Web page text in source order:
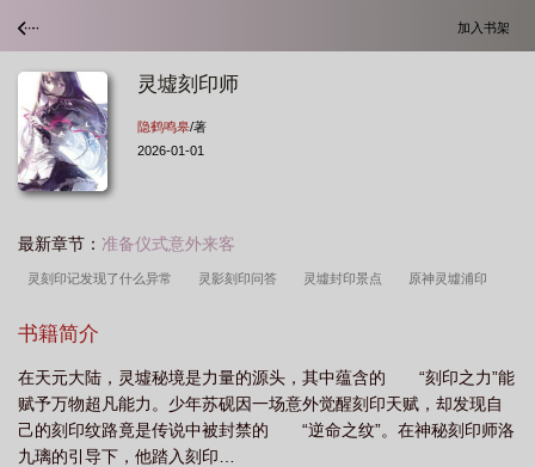
加入书架
灵墟刻印师
隐鹤鸣皋/著
2026-01-01
最新章节： 准备仪式意外来客
灵刻印记发现了什么异常 灵影刻印问答 灵墟封印景点 原神灵墟浦印
书籍简介
在天元大陆，灵墟秘境是力量的源头，其中蕴含的 “刻印之力”能
赋予万物超凡能力。少年苏砚因一场意外觉醒刻印天赋，却发现自
己的刻印纹路竟是传说中被封禁的 “逆命之纹”。在神秘刻印师洛
九璃的引导下，他踏入刻印…